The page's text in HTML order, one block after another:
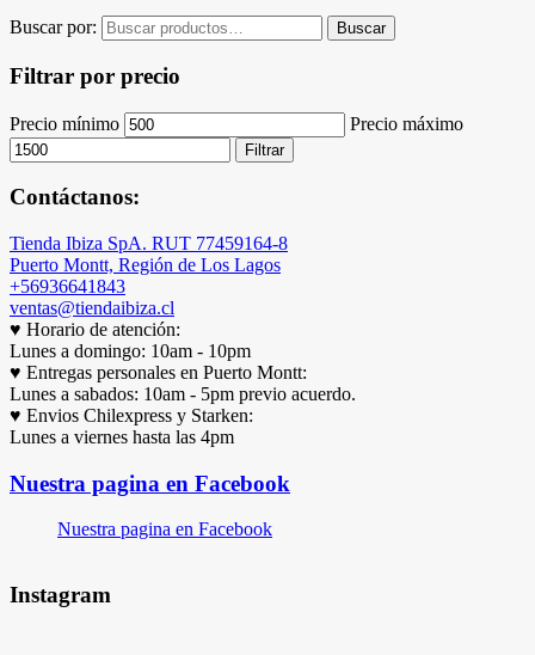
Buscar por: Buscar
Filtrar por precio
Precio mínimo Precio máximo
Filtrar
Contáctanos:
Tienda Ibiza SpA. RUT 77459164-8
Puerto Montt, Región de Los Lagos
+56936641843
ventas@tiendaibiza.cl
♥ Horario de atención:
Lunes a domingo: 10am - 10pm
♥ Entregas personales en Puerto Montt:
Lunes a sabados: 10am - 5pm previo acuerdo.
♥ Envios Chilexpress y Starken:
Lunes a viernes hasta las 4pm
Nuestra pagina en Facebook
Nuestra pagina en Facebook
Instagram